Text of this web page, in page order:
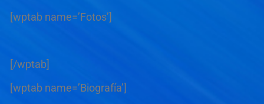
[wptab name=’Fotos’]
[/wptab]
[wptab name=’Biografía’]